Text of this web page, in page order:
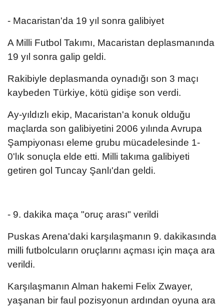
- Macaristan'da 19 yıl sonra galibiyet
A Milli Futbol Takımı, Macaristan deplasmanında
19 yıl sonra galip geldi.
Rakibiyle deplasmanda oynadığı son 3 maçı
kaybeden Türkiye, kötü gidişe son verdi.
Ay-yıldızlı ekip, Macaristan'a konuk olduğu
maçlarda son galibiyetini 2006 yılında Avrupa
Şampiyonası eleme grubu mücadelesinde 1-
0'lık sonuçla elde etti. Milli takıma galibiyeti
getiren gol Tuncay Şanlı'dan geldi.
- 9. dakika maça "oruç arası" verildi
Puskas Arena'daki karşılaşmanın 9. dakikasında
milli futbolcuların oruçlarını açması için maça ara
verildi.
Karşılaşmanın Alman hakemi Felix Zwayer,
yaşanan bir faul pozisyonun ardından oyuna ara